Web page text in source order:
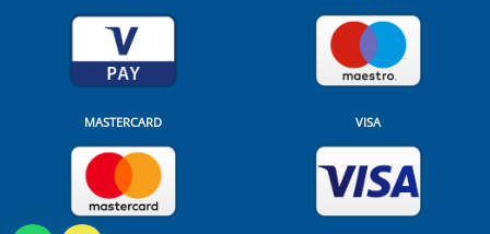
MASTERCARD VISA